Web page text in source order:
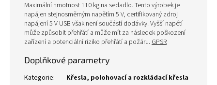
Maximální hmotnost 110 kg na sedadlo. Tento výrobek je
napájen stejnosměrným napětím 5 V, certifikovaný zdroj
napájení 5 V USB však není součástí dodávky. Vyšší napětí
může způsobit přehřátí a může mít za následek poškození
zařízení a potenciální riziko přehřátí a požáru. GPSR
Doplňkové parametry
Kategorie:
Křesla, polohovací a rozkládací křesla